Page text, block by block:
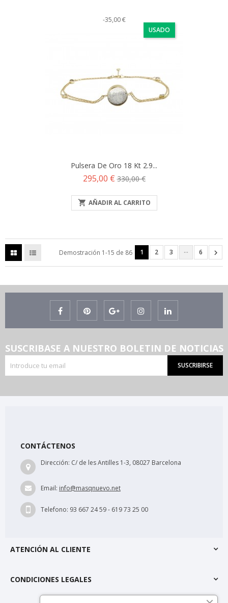
USADO
-35,00 €
Pulsera De Oro 18 Kt 2.9...
Precio
295,00 €Precio
330,00 €
 AÑADIR AL CARRITO
Demostración 1-15 de 86 1 2 3 … 6 
SUSCRIBASE A NUESTRO BOLETIN DE NOTICIAS
SUSCRIBIRSE
CONTÁCTENOS
Dirección: C/ de les Antilles 1-3, 08027 Barcelona
Email: info@masqnuevo.net
Telefono: 93 667 24 59 - 619 73 25 00
ATENCIÓN AL CLIENTE
CONDICIONES LEGALES